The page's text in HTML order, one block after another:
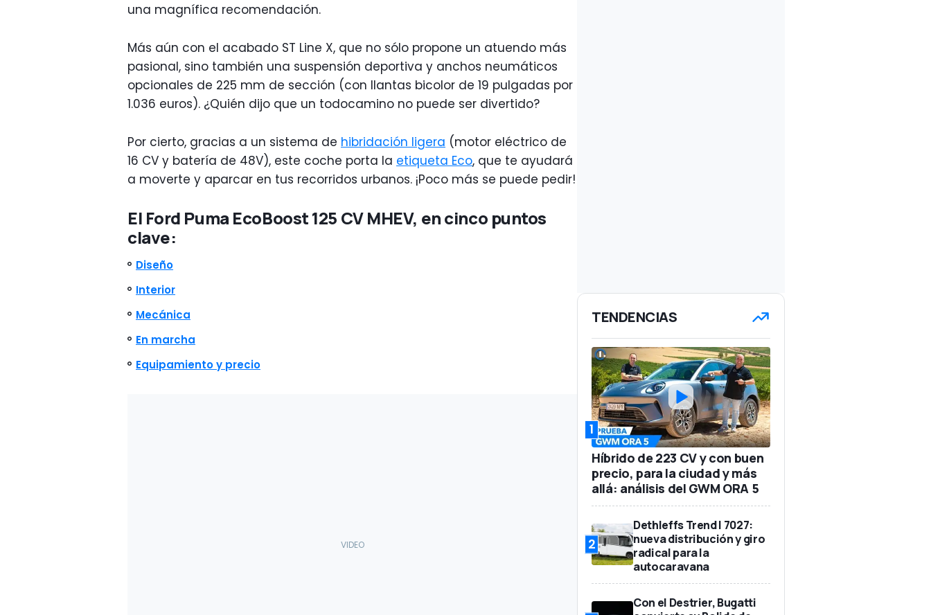
una magnífica recomendación.
Más aún con el acabado ST Line X, que no sólo propone un atuendo más
pasional, sino también una suspensión deportiva y anchos neumáticos
opcionales de 225 mm de sección (con llantas bicolor de 19 pulgadas por
1.036 euros). ¿Quién dijo que un todocamino no puede ser divertido?
Por cierto, gracias a un sistema de hibridación ligera (motor eléctrico de
16 CV y batería de 48V), este coche porta la etiqueta Eco, que te ayudará
a moverte y aparcar en tus recorridos urbanos. ¡Poco más se puede pedir!
El Ford Puma EcoBoost 125 CV MHEV, en cinco puntos
clave:
Diseño
Interior
Mecánica
En marcha
Equipamiento y precio
TENDENCIAS
1
Híbrido de 223 CV y con buen
precio, para la ciudad y más
allá: análisis del GWM ORA 5
2
Dethleffs Trend I 7027:
nueva distribución y giro
radical para la
autocaravana
Con el Destrier, Bugatti